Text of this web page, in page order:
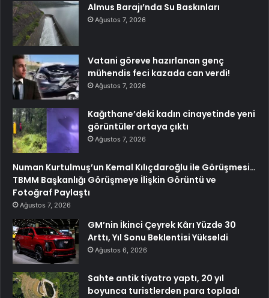
Almus Barajı’nda Su Baskınları
Ağustos 7, 2026
Vatani göreve hazırlanan genç
mühendis feci kazada can verdi!
Ağustos 7, 2026
Kağıthane’deki kadın cinayetinde yeni
görüntüler ortaya çıktı
Ağustos 7, 2026
Numan Kurtulmuş’un Kemal Kılıçdaroğlu ile Görüşmesi…
TBMM Başkanlığı Görüşmeye İlişkin Görüntü ve
Fotoğraf Paylaştı
Ağustos 7, 2026
GM’nin İkinci Çeyrek Kârı Yüzde 30
Arttı, Yıl Sonu Beklentisi Yükseldi
Ağustos 6, 2026
Sahte antik tiyatro yaptı, 20 yıl
boyunca turistlerden para topladı